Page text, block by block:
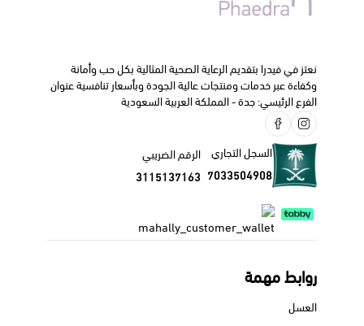
عشر.
في البالغين و الأطفال فوق 12 عام : يؤخذ ملعقة كبيرة قبل
الأكل ثلاث مرات .
لا يؤخذ للأطفال أقل من 12 عام .
الآثار الجانبية
اسهال .
إمساك.
تقلصات في المعدة .
ننصحك دائما بالتواصل مع طبيبك الخاص أو الصيدلي قبل البدء
في استخدام هذا الدواء.
نعتز في فيدرا بتقديم الرعاية الصحية المثالية بكل حب وأمانة
وكفاءة عبر خدمات ومنتجات عالية الجودة وبأسعار تنافسية عنوان
الفرع الرئيسي: جدة - المملكة العربية السعودية
السجل التجاري
7033504908
الرقم الضريبي
3115137163
روابط مهمة
العسل